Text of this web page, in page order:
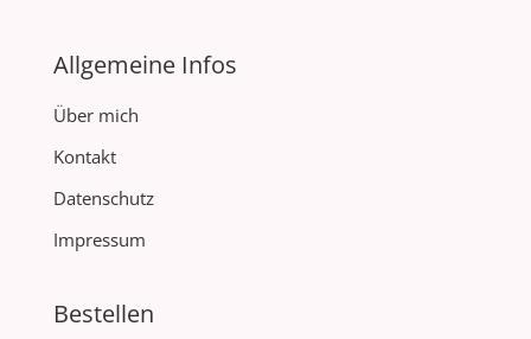
Allgemeine Infos
Über mich
Kontakt
Datenschutz
Impressum
Bestellen